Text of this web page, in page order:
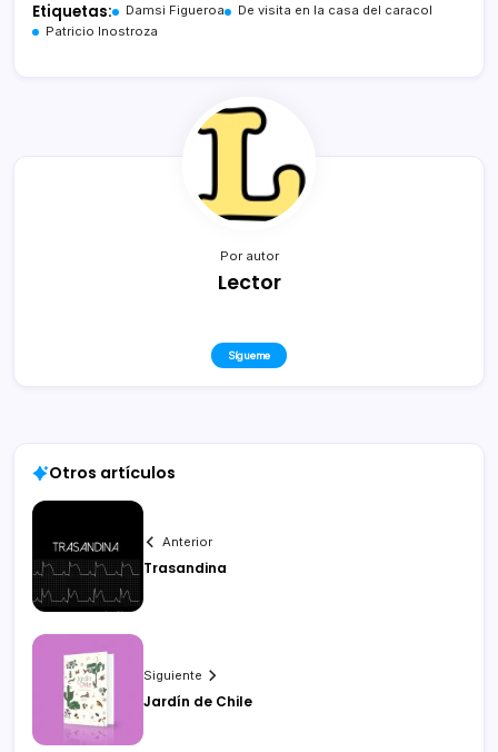
Etiquetas: Damsi Figueroa
De visita en la casa del caracol
Patricio Inostroza
Por autor
Lector
Sígueme
Otros artículos
Anterior
Trasandina
Siguiente
Jardín de Chile